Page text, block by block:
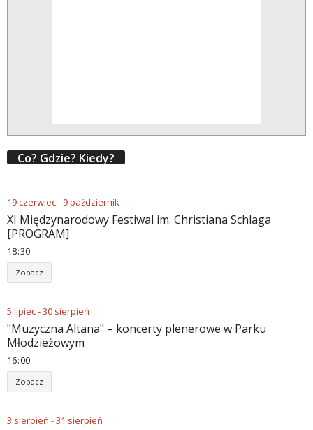
Co? Gdzie? Kiedy?
19czerwiec- 9październik
XI Międzynarodowy Festiwal im. Christiana Schlaga
[PROGRAM]
18 30
Zobacz
5 lipiec-30 sierpień
"Muzyczna Altana" – koncerty plenerowe w Parku
Młodzieżowym
16 00
Zobacz
3 sierpień -31 sierpień